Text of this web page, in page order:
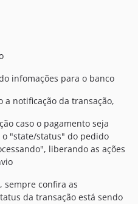
infomações para o banco
a notificação da transação,
caso o pagamento seja
"state/status" do pedido
liberando as ações
sempre confira as
da transação está sendo